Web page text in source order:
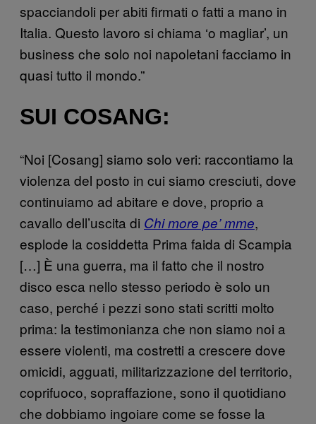
spacciandoli per abiti firmati o fatti a mano in
Italia. Questo lavoro si chiama ‘o magliar’, un
business che solo noi napoletani facciamo in
quasi tutto il mondo.”
SUI COSANG:
“Noi [Cosang] siamo solo veri: raccontiamo la
violenza del posto in cui siamo cresciuti, dove
continuiamo ad abitare e dove, proprio a
cavallo dell’uscita di Chi more pe’ mme,
esplode la cosiddetta Prima faida di Scampia
[…] È una guerra, ma il fatto che il nostro
disco esca nello stesso periodo è solo un
caso, perché i pezzi sono stati scritti molto
prima: la testimonianza che non siamo noi a
essere violenti, ma costretti a crescere dove
omicidi, agguati, militarizzazione del territorio,
coprifuoco, sopraffazione, sono il quotidiano
che dobbiamo ingoiare come se fosse la